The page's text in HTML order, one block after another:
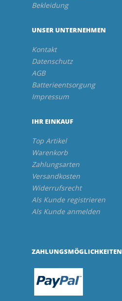
Bekleidung
UNSER UNTERNEHMEN
Kontakt
Datenschutz
AGB
Batterieentsorgung
Impressum
IHR EINKAUF
Top Artikel
Warenkorb
Zahlungsarten
Versandkosten
Widerrufsrecht
Als Kunde registrieren
Als Kunde anmelden
ZAHLUNGSMÖGLICHKEITEN